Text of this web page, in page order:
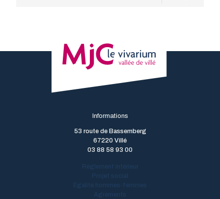
Informations
53 route de Bassemberg
67220 Villé
03 88 58 93 00
Règlement intérieur
Projet social
Égalité hommes-femmes
Agréments